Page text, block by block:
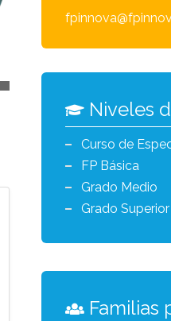
Niveles
Curso de
FP Básica
Grado Medio
Grado Superior
Familias